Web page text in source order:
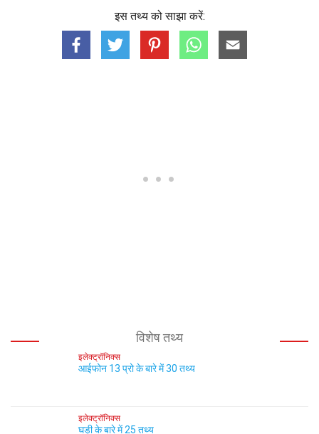
इस तथ्य को साझा करें:
विशेष तथ्य
इलेक्ट्रॉनिक्स
आईफोन 13 प्रो के बारे में 30 तथ्य
इलेक्ट्रॉनिक्स
घड़ी के बारे में 25 तथ्य